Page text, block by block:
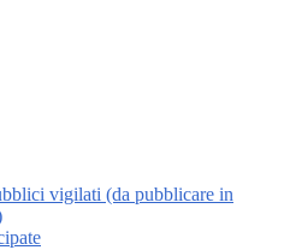
vigilati (da pubblicare in